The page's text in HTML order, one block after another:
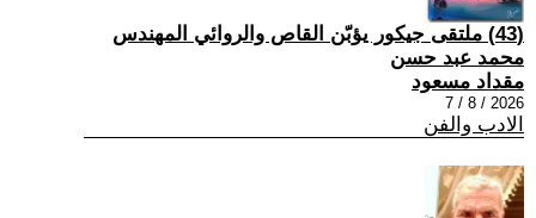
(43) ملتقى جيكور يؤبّن القاص والروائي المهندس
محمد عبد حسن
مقداد مسعود
2026 / 8 / 7
الادب والفن